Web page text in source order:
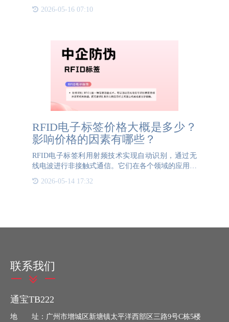
售的，他们通过篡改外观、伪造品牌标识、更换内部
芯片等手段来使其看起来像是正品显卡，但实际上在
2026-05-16 07:10
RFID电子标签价格大概是多少？
影响价格的因素有哪些？
RFID电子标签利用射频技术实现自动识别，通过无
线电波进行非接触式通信。它们在各个领域的应用日
益广泛，如物流管理、供应链管理、门票管理、防伪
溯源和无人超市等。标签价格受多种因素影响，不同
2026-05-14 17:32
联系我们
通宝TB222
地 址：广州市增城区新塘镇太平洋西部区三路9号C栋5楼